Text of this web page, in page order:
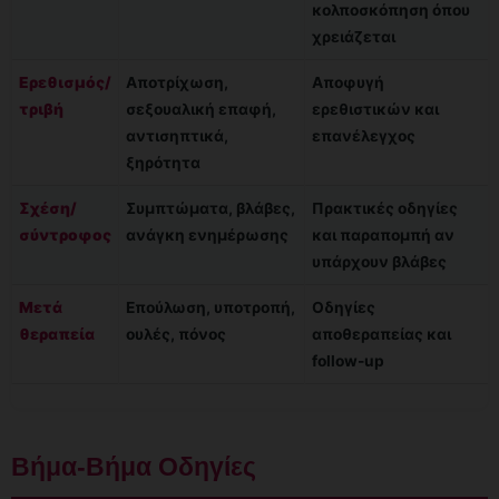
κολποσκόπηση όπου
χρειάζεται
Ερεθισμός/
τριβή
Αποτρίχωση,
σεξουαλική επαφή,
αντισηπτικά,
ξηρότητα
Αποφυγή
ερεθιστικών και
επανέλεγχος
Σχέση/
σύντροφος
Συμπτώματα, βλάβες,
ανάγκη ενημέρωσης
Πρακτικές οδηγίες
και παραπομπή αν
υπάρχουν βλάβες
Μετά
θεραπεία
Επούλωση, υποτροπή,
ουλές, πόνος
Οδηγίες
αποθεραπείας και
follow-up
Βήμα-Βήμα Οδηγίες